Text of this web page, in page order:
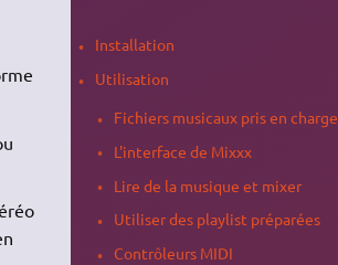
Installation
Utilisation
Fichiers musicaux pris en charge
L'interface de Mixxx
Lire de la musique et mixer
Utiliser des playlist préparées
Contrôleurs MIDI